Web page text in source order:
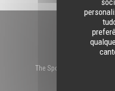
The SpoT Luxembourg -
25 Rue Notre